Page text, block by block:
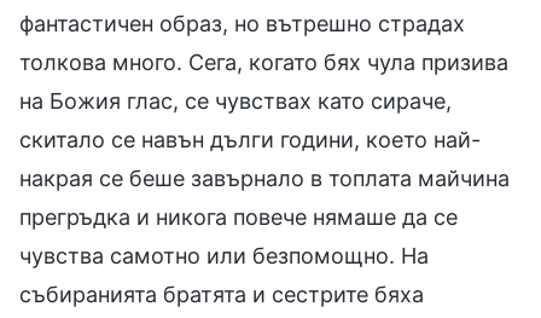
фантастичен образ, но вътрешно страдах
толкова много. Сега, когато бях чула призива
на Божия глас, се чувствах като сираче,
скитало се навън дълги години, което най-
накрая се беше завърнало в топлата майчина
прегръдка и никога повече нямаше да се
чувства самотно или безпомощно. На
събиранията братята и сестрите бяха